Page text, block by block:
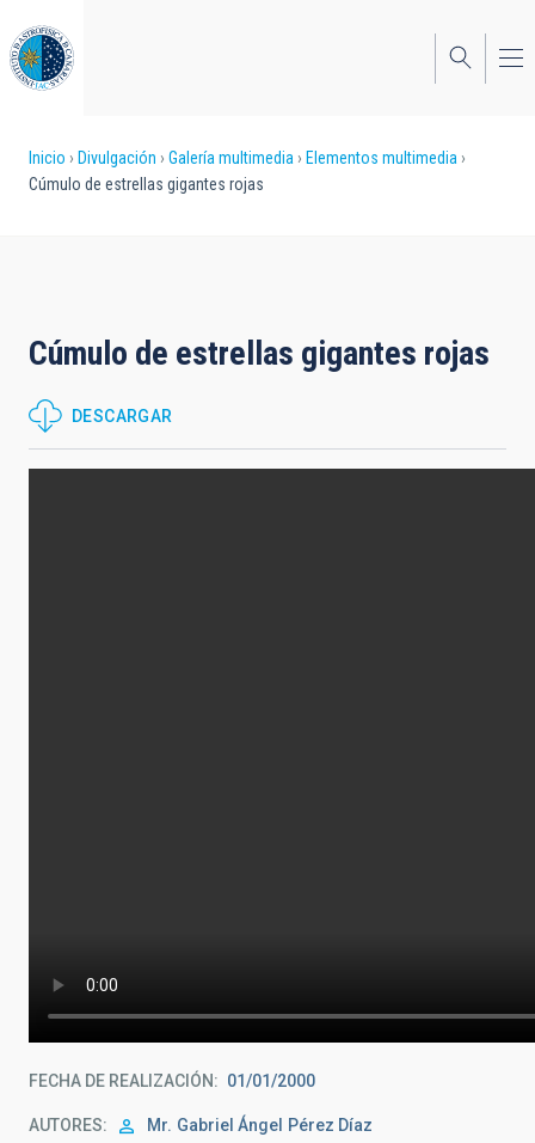
al
contenido
principal
Sobrescribir
a
la
navegación
Inicio Divulgación Galería multimedia
Elementos multimedia
Cúmulo de estrellas gigantes rojas
Cúmulo de estrellas gigantes rojas
DESCARGAR
FECHA DE REALIZACIÓN 01/01/2000
AUTORES Mr. Gabriel Ángel
Pérez Díaz